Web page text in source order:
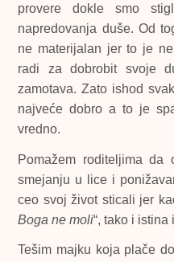
provere dokle smo
napredovanja duše. Od
ne materijalan jer to je
radi za dobrobit svoje
zamotava. Zato ishod
najveće dobro a to je
vredno.
Pomažem roditeljima da
smejanju u lice i
ceo svoj život sticali jer
Boga ne moli“, tako i
Tešim majku koja plače